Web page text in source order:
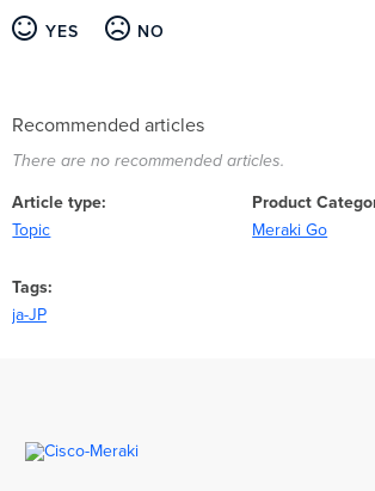
YES NO
Recommended articles
There are no recommended articles.
Article type
Topic
Product
Meraki Go
Tags
ja-JP